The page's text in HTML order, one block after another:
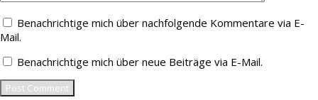
Benachrichtige mich über nachfolgende Kommentare via E-
Mail.
Benachrichtige mich über neue Beiträge via E-Mail.